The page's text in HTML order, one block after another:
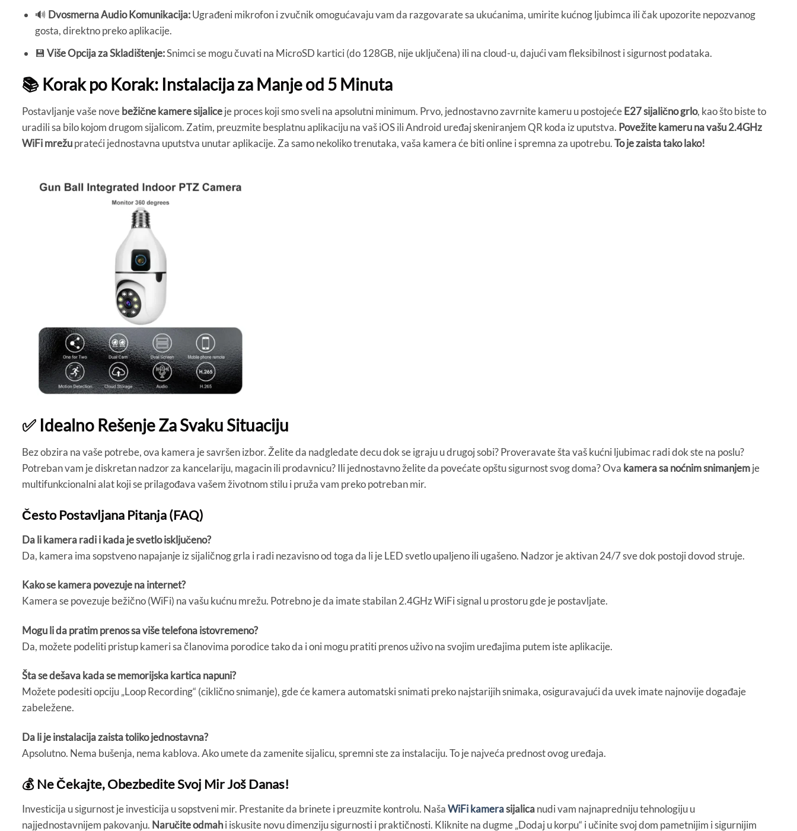
🔊 Dvosmerna Audio Komunikacija:Ugrađeni mikrofon i zvučnik omogućavaju vam da razgovarate sa ukućanima, umirite kućnog ljubimca ili čak upozorite nepozvanog
gosta, direktno preko aplikacije.
💾Više Opcija za Skladištenje:Snimci se mogu čuvati na MicroSD kartici (do 128GB, nije uključena) ili na cloud-u, dajući vam fleksibilnost i sigurnost podataka.
📚 Korak po Korak: Instalacija za Manje od 5 Minuta
Postavljanje vaše novebežične kamere sijaliceje proces koji smo sveli na apsolutni minimum. Prvo, jednostavno zavrnite kameru u postojećeE27 sijalično grlo, kao što biste to
uradili sa bilo kojom drugom sijalicom. Zatim, preuzmite besplatnu aplikaciju na vaš iOS ili Android uređaj skeniranjem QR koda iz uputstva. Povežite kameru na vašu 2.4GHz
WiFi mrežuprateći jednostavna uputstva unutar aplikacije. Za samo nekoliko trenutaka, vaša kamera će biti online i spremna za upotrebu.To je zaista tako lako!
✅ Idealno Rešenje Za Svaku Situaciju
Bez obzira na vaše potrebe, ova kamera je savršen izbor. Želite da nadgledate decu dok se igraju u drugoj sobi? Proveravate šta vaš kućni ljubimac radi dok ste na poslu?
Potreban vam je diskretan nadzor za kancelariju, magacin ili prodavnicu? Ili jednostavno želite da povećate opštu sigurnost svog doma? Ova kamera sa noćnim snimanjemje
multifunkcionalni alat koji se prilagođava vašem životnom stilu i pruža vam preko potreban mir.
Često Postavljana Pitanja (FAQ)
Da li kamera radi i kada je svetlo isključeno?
Da, kamera ima sopstveno napajanje iz sijaličnog grla i radi nezavisno od toga da li je LED svetlo upaljeno ili ugašeno. Nadzor je aktivan 24/7 sve dok postoji dovod struje.
Kako se kamera povezuje na internet?
Kamera se povezuje bežično (WiFi) na vašu kućnu mrežu. Potrebno je da imate stabilan 2.4GHz WiFi signal u prostoru gde je postavljate.
Mogu li da pratim prenos sa više telefona istovremeno?
Da, možete podeliti pristup kameri sa članovima porodice tako da i oni mogu pratiti prenos uživo na svojim uređajima putem iste aplikacije.
Šta se dešava kada se memorijska kartica napuni?
Možete podesiti opciju „Loop Recording“ (ciklično snimanje), gde će kamera automatski snimati preko najstarijih snimaka, osiguravajući da uvek imate najnovije događaje
zabeležene.
Da li je instalacija zaista toliko jednostavna?
Apsolutno. Nema bušenja, nema kablova. Ako umete da zamenite sijalicu, spremni ste za instalaciju. To je najveća prednost ovog uređaja.
💰 Ne Čekajte, Obezbedite Svoj Mir Još Danas!
Investicija u sigurnost je investicija u sopstveni mir. Prestanite da brinete i preuzmite kontrolu. NašaWiFi kamerasijalicanudi vam najnapredniju tehnologiju u
najjednostavnijem pakovanju. Naručite odmahi iskusite novu dimenziju sigurnosti i praktičnosti. Kliknite na dugme „Dodaj u korpu“ i učinite svoj dom pametnijim i sigurnijim